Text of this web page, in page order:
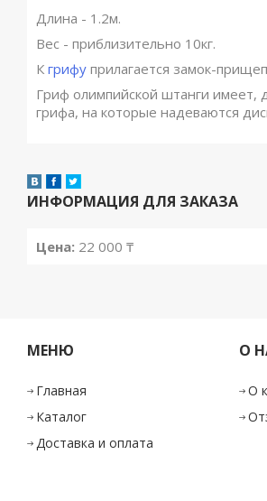
Длина - 1.2м.
Вес - приблизительно 10кг.
К грифу прилагается замок-
Гриф олимпийской штанги
грифа, на которые надеваются
ИНФОРМАЦИЯ ДЛЯ ЗАКАЗА
Цена: 22 000 ₸
МЕНЮ
Главная
Каталог
Доставка и оплата
О
О